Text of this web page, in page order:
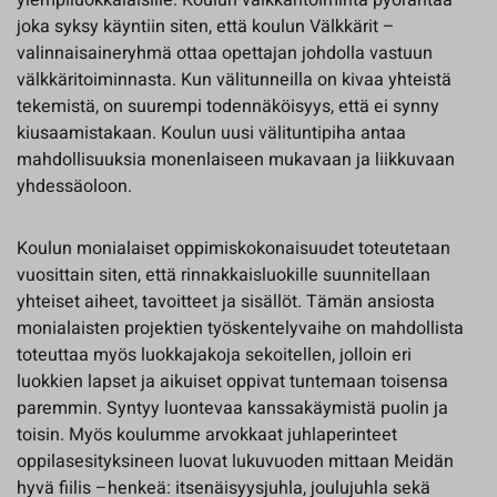
joka syksy käyntiin siten, että koulun Välkkärit –
valinnaisaineryhmä ottaa opettajan johdolla vastuun
välkkäritoiminnasta. Kun välitunneilla on kivaa yhteistä
tekemistä, on suurempi todennäköisyys, että ei synny
kiusaamistakaan. Koulun uusi välituntipiha antaa
mahdollisuuksia monenlaiseen mukavaan ja liikkuvaan
yhdessäoloon.
Koulun monialaiset oppimiskokonaisuudet toteutetaan
vuosittain siten, että rinnakkaisluokille suunnitellaan
yhteiset aiheet, tavoitteet ja sisällöt. Tämän ansiosta
monialaisten projektien työskentelyvaihe on mahdollista
toteuttaa myös luokkajakoja sekoitellen, jolloin eri
luokkien lapset ja aikuiset oppivat tuntemaan toisensa
paremmin. Syntyy luontevaa kanssakäymistä puolin ja
toisin. Myös koulumme arvokkaat juhlaperinteet
oppilasesityksineen luovat lukuvuoden mittaan Meidän
hyvä fiilis –henkeä: itsenäisyysjuhla, joulujuhla sekä